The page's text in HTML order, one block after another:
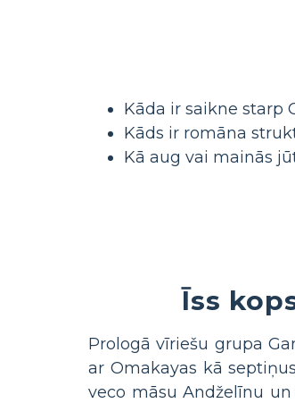
Kāda ir saikne starp
Kāds ir romāna
Kā aug vai mainās
Īss
Prologā vīriešu grupa
ar Omakayas kā
veco māsu Andželīnu